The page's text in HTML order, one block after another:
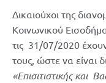
Δικαιούχοι της
Κοινωνικού
τις 31/07/2020
τους, ώστε να είναι
«Επισιτιστικής και